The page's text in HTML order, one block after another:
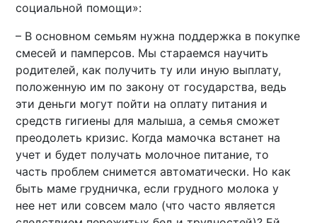
социальной помощи»:
– В основном семьям нужна поддержка в покупке
смесей и памперсов. Мы стараемся научить
родителей, как получить ту или иную выплату,
положенную им по закону от государства, ведь
эти деньги могут пойти на оплату питания и
средств гигиены для малыша, а семья сможет
преодолеть кризис. Когда мамочка встанет на
учет и будет получать молочное питание, то
часть проблем снимется автоматически. Но как
быть маме грудничка, если грудного молока у
нее нет или совсем мало (что часто является